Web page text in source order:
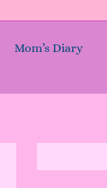
Mom’s Diary